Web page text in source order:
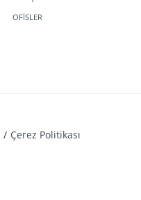
OFİSLER
Çerez Politikası